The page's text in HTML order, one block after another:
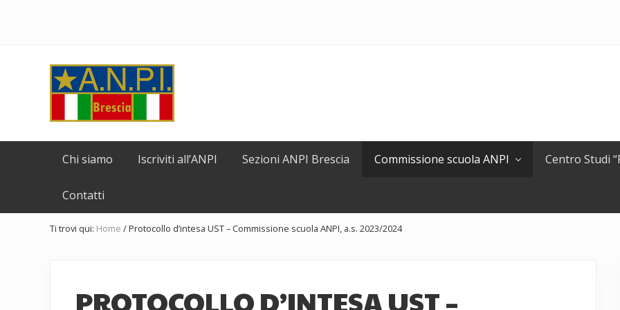
navigation
principale
Comitato
Provinciale
Brescia
Chi siamo Iscriviti all’ANPI Sezioni ANPI Brescia Commissione scuola ANPI Centro Studi
Contatti
Ti trovi qui: Home /Protocollo d’intesa UST – Commissione scuola ANPI, a.s. 2023/2024
PROTOCOLLO D’INTESA UST –